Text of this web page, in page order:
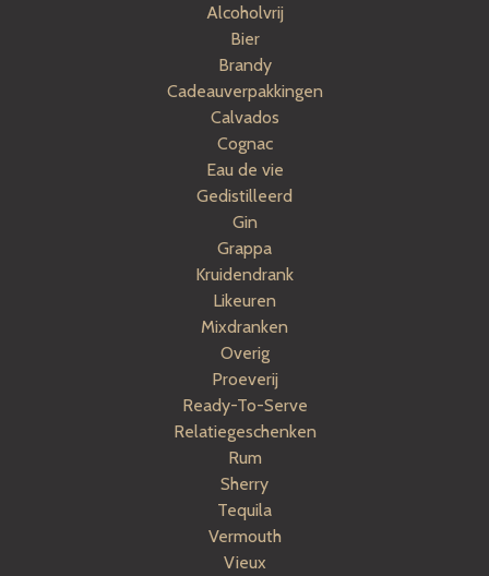
Alcoholvrij
Bier
Brandy
Cadeauverpakkingen
Calvados
Cognac
Eau de vie
Gedistilleerd
Gin
Grappa
Kruidendrank
Likeuren
Mixdranken
Overig
Proeverij
Ready-To-Serve
Relatiegeschenken
Rum
Sherry
Tequila
Vermouth
Vieux